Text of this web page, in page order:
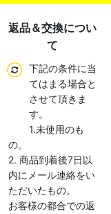
返品＆交換につい
て
下記の条件に当
てはまる場合と
させて頂きま
す。
1.未使用のも
の。
2. 商品到着後7日以
内にメール連絡をい
ただいたもの。
お客様の都合での返